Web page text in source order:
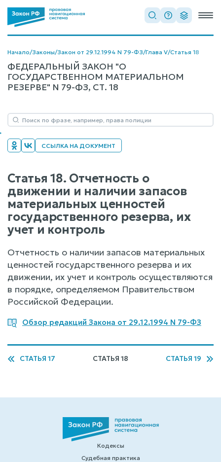
Начало/Законы/Закон от 29.12.1994 N 79-ФЗ/Глава V/Статья 18
ФЕДЕРАЛЬНЫЙ ЗАКОН "О
ГОСУДАРСТВЕННОМ МАТЕРИАЛЬНОМ
РЕЗЕРВЕ" N 79-ФЗ, СТ. 18
ССЫЛКА НА ДОКУМЕНТ
Статья 18. Отчетность о
движении и наличии запасов
материальных ценностей
государственного резерва, их
учет и контроль
Отчетность о наличии запасов материальных
ценностей государственного резерва и их
движении, их учет и контроль осуществляются
в порядке, определяемом Правительством
Российской Федерации.
Обзор редакций Закона от 29.12.1994 N 79-ФЗ
СТАТЬЯ 17 СТАТЬЯ 18 СТАТЬЯ 19
Кодексы
Судебная практика